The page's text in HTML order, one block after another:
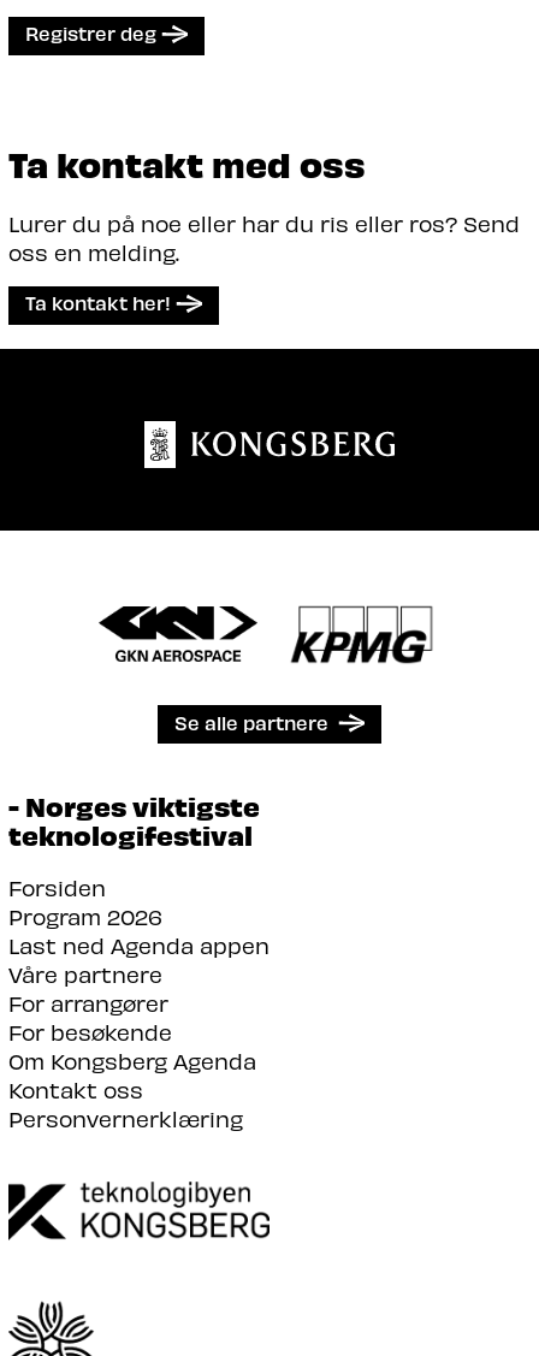
Registrer deg
Ta kontakt med oss
Lurer du på noe eller har du ris eller ros? Send
oss en melding.
Ta kontakt her!
Se alle partnere
- Norges viktigste
teknologifestival
Forsiden
Program 2026
Last ned Agenda appen
Våre partnere
For arrangører
For besøkende
Om Kongsberg Agenda
Kontakt oss
Personvernerklæring